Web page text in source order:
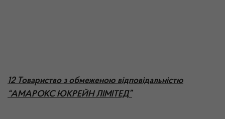
12 Товариство з обмеженою відповідальністю
“АМАРОКС ЮКРЕЙН ЛІМІТЕД”